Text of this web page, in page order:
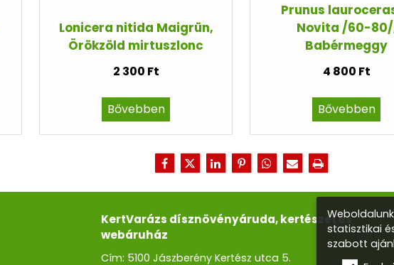
Lonicera nitida Maigrün,
Örökzöld mirtuszlonc
2 300 Ft
Bővebben
Prunus
Novita /60-
Babérmeggy
4 800 Ft
Bővebben
KertVarázs dísznövényáruda, kertészet és
webáruház
Cím: 5100 Jászberény Kertész utca 5.
statisztikai
szabott